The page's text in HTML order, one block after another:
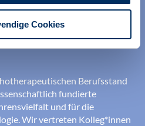
Cookies
Berufsstand
fundierte
und für die
Wir vertreten Kolleg*innen